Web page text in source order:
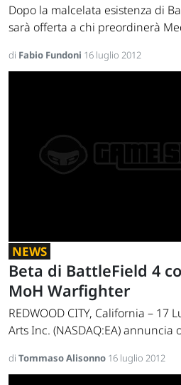
Dopo la malcelata esistenza di
sarà offerta a chi preordinerà
di Fabio Fundoni 16 luglio 2012
NEWS
Beta di BattleField 4
MoH Warfighter
REDWOOD CITY, California – 17
Arts Inc. (NASDAQ:EA) annuncia
di Tommaso Alisonno 16 luglio 2012